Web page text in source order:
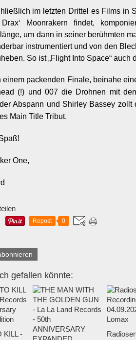
im letzten Drittel es Films in
Moonrakern findet,
um dann in seiner berühmten
instrumentiertund von den
So ist „Flight Into Space“ auch
einem packenden Finale, beinahe
(!) und 007 die Drohnen mit
Abspann und Shirley Bassey
Main Title Tribut.
One,
Repost 0
gefallen könnte:
KILL -